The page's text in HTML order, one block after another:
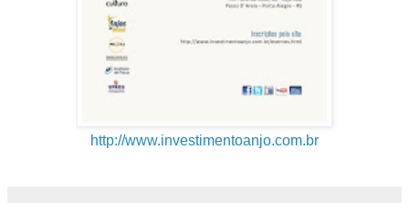
http://www.investimentoanjo.com.br